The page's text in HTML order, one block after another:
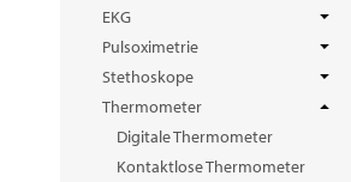
EKG
Pulsoximetrie
Stethoskope
Thermometer
Digitale Thermometer
Kontaktlose Thermometer